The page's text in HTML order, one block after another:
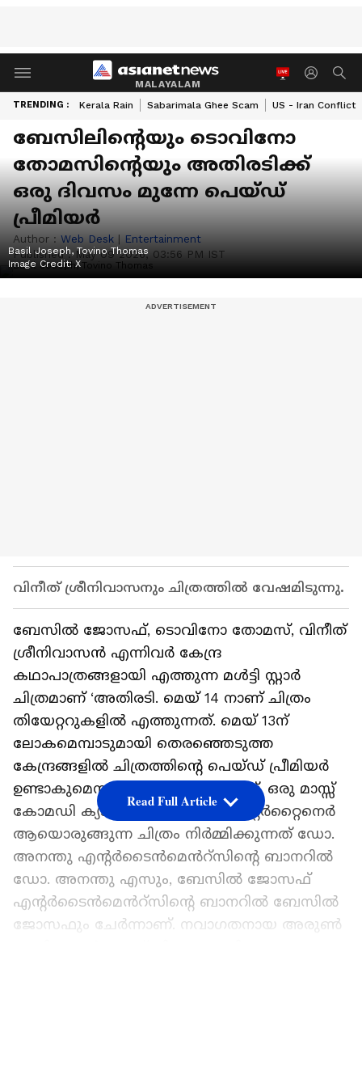
MALAYALAM
TRENDING : Kerala Rain Sabarimala Ghee Scam US - Iran Conflict
ബേസിലിന്റെയും ടൊവിനോ
തോമസിന്റെയും അതിരടിക്ക്
ഒരു ദിവസം മുന്നേ പെയ്‍ഡ്
പ്രീമിയര്‍
Author : Web Desk | Entertainment
Published : May 09 2026, 03:56 PM IST
Basil Joseph, Tovino Thomas
Image Credit:X
വിനീത് ശ്രീനിവാസനും ചിത്രത്തില്‍ വേഷമിടുന്നു.
ബേസിൽ ജോസഫ്, ടൊവിനോ തോമസ്, വിനീത്
ശ്രീനിവാസൻ എന്നിവർ കേന്ദ്ര
കഥാപാത്രങ്ങളായി എത്തുന്ന മൾട്ടി സ്റ്റാർ
ചിത്രമാണ് ‘അതിരടി. മെയ് 14 നാണ് ചിത്രം
തിയേറ്ററുകളിൽ എത്തുന്നത്. മെയ് 13ന്
ലോകമെമ്പാടുമായി തെരഞ്ഞെടുത്ത
കേന്ദ്രങ്ങളില്‍ ചിത്രത്തിന്റെ പെയ്‍ഡ് പ്രീമിയര്‍
ഉണ്ടാകുമെന്നാണ് പുതിയ റിപ്പോര്‍ട്ട്. ഒരു മാസ്സ്
കോമഡി ക്യാമ്പസ് ആക്ഷൻ എന്റെർറ്റൈനെർ
ആയൊരുങ്ങുന്ന ചിത്രം നിർമ്മിക്കുന്നത് ഡോ.
അനന്തു എന്റർടൈൻമെൻറ്സിന്റെ ബാനറിൽ
ഡോ. അനന്തു എസും, ബേസിൽ ജോസഫ്
എന്റർടൈൻമെൻറ്സിന്റെ ബാനറിൽ ബേസിൽ
ജോസഫും ചേർന്നാണ്. നവാഗതനായ അരുൺ
Read Full Article